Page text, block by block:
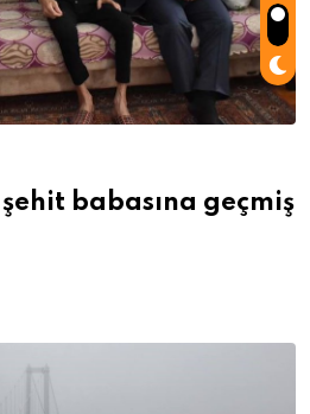
babasına geçmiş